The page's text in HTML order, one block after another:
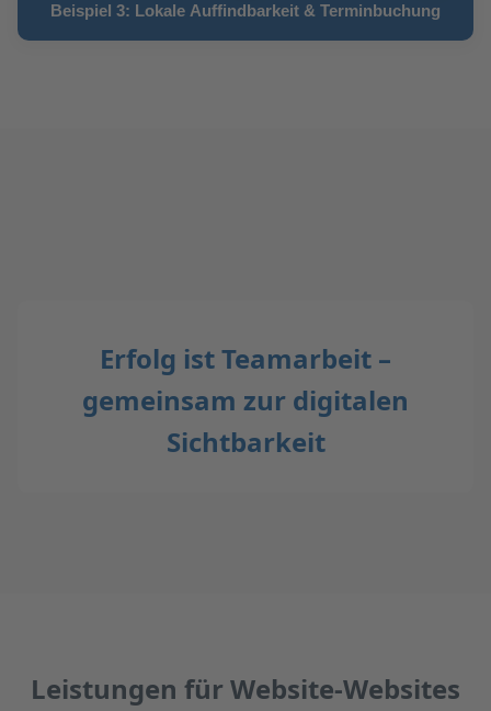
Beispiel 3: Lokale Auffindbarkeit & Terminbuchung
Erfolg ist Teamarbeit –
gemeinsam zur digitalen
Sichtbarkeit
Leistungen für Website-Websites